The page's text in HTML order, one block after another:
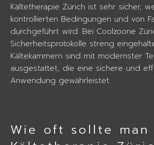
Kältetherapie Zürich ist sehr sicher,
kontrollierten Bedingungen und von
durchgeführt wird. Bei Coolzoone
Sicherheitsprotokolle streng
Kältekammern sind mit modernster
ausgestattet, die eine sichere und
Anwendung gewährleistet.
Wie oft sollte man